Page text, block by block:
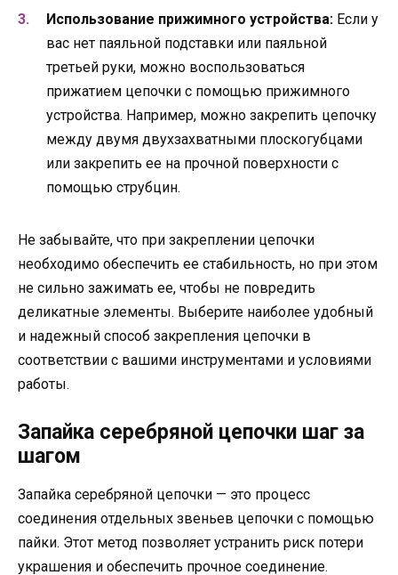
Использование прижимного устройства: Если у
вас нет паяльной подставки или паяльной
третьей руки, можно воспользоваться
прижатием цепочки с помощью прижимного
устройства. Например, можно закрепить цепочку
между двумя двухзахватными плоскогубцами
или закрепить ее на прочной поверхности с
помощью струбцин.
Не забывайте, что при закреплении цепочки
необходимо обеспечить ее стабильность, но при этом
не сильно зажимать ее, чтобы не повредить
деликатные элементы. Выберите наиболее удобный
и надежный способ закрепления цепочки в
соответствии с вашими инструментами и условиями
работы.
Запайка серебряной цепочки шаг за
шагом
Запайка серебряной цепочки — это процесс
соединения отдельных звеньев цепочки с помощью
пайки. Этот метод позволяет устранить риск потери
украшения и обеспечить прочное соединение.